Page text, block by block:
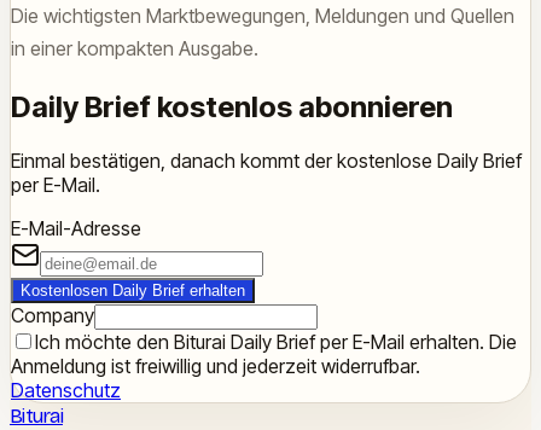
Die wichtigsten Marktbewegungen, Meldungen und Quellen
in einer kompakten Ausgabe.
Daily Brief kostenlos abonnieren
Einmal bestätigen, danach kommt der kostenlose Daily Brief
per E-Mail.
E-Mail-Adresse
Kostenlosen Daily Brief erhalten
Company
Ich möchte den Biturai Daily Brief per E-Mail erhalten. Die
Anmeldung ist freiwillig und jederzeit widerrufbar.
Datenschutz
Biturai